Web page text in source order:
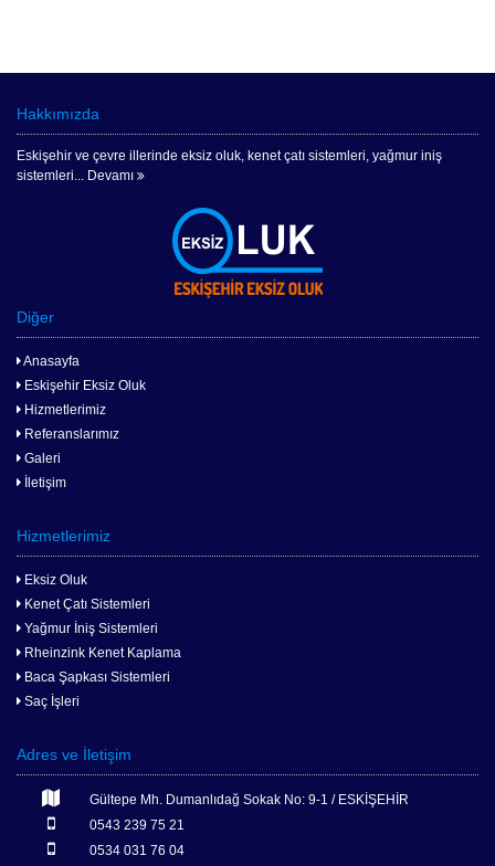
Hakkımızda
Eskişehir ve çevre illerinde eksiz oluk, kenet çatı sistemleri, yağmur iniş
sistemleri... Devamı
Diğer
Anasayfa
Eskişehir Eksiz Oluk
Hizmetlerimiz
Referanslarımız
Galeri
İletişim
Hizmetlerimiz
Eksiz Oluk
Kenet Çatı Sistemleri
Yağmur İniş Sistemleri
Rheinzink Kenet Kaplama
Baca Şapkası Sistemleri
Saç İşleri
Adres ve İletişim
Gültepe Mh. Dumanlıdağ Sokak No: 9-1 / ESKİŞEHİR
0543 239 75 21
0534 031 76 04